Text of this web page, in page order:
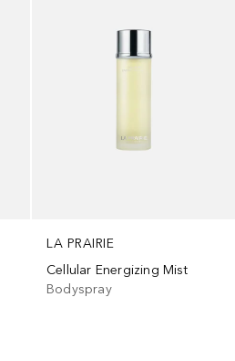
LA PRAIRIE
Cellular Energizing Mist
Bodyspray